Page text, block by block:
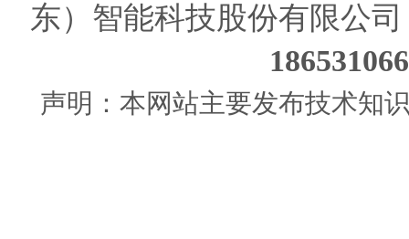
东）智能科技股份有限公司
声明：本网站主要发布技术知